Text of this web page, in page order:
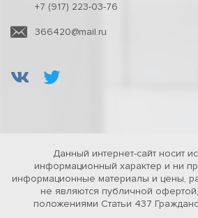
+7 (917) 223-03-76
366420@mail.ru
Данный интернет-сайт носит
информационный характер и ни
информационные материалы и цены,
не являются публичной
положениями Статьи 437